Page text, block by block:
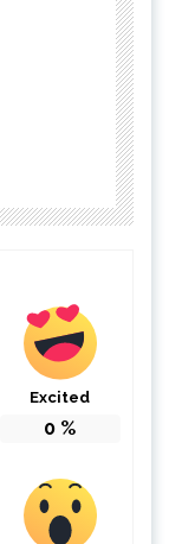
Excited
0 %